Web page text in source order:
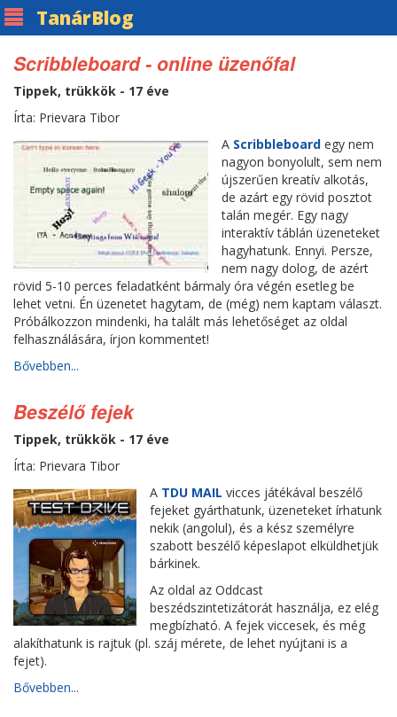
TanárBlog
Scribbleboard - online üzenőfal
Tippek, trükkök - 17 éve
Írta: Prievara Tibor
A Scribbleboard egy nem
nagyon bonyolult, sem nem
újszerűen kreatív alkotás,
de azárt egy rövid posztot
talán megér. Egy nagy
interaktív táblán üzeneteket
hagyhatunk. Ennyi. Persze,
nem nagy dolog, de azért
rövid 5-10 perces feladatként bármaly óra végén esetleg be
lehet vetni. Én üzenetet hagytam, de (még) nem kaptam választ.
Próbálkozzon mindenki, ha talált más lehetőséget az oldal
felhasználására, írjon kommentet!
Bővebben...
Beszélő fejek
Tippek, trükkök - 17 éve
Írta: Prievara Tibor
A TDU MAIL vicces játékával beszélő
fejeket gyárthatunk, üzeneteket írhatunk
nekik (angolul), és a kész személyre
szabott beszélő képeslapot elküldhetjük
bárkinek.
Az oldal az Oddcast
beszédszintetizátorát használja, ez elég
megbízható. A fejek viccesek, és még
alakíthatunk is rajtuk (pl. száj mérete, de lehet nyújtani is a
fejet).
Bővebben...